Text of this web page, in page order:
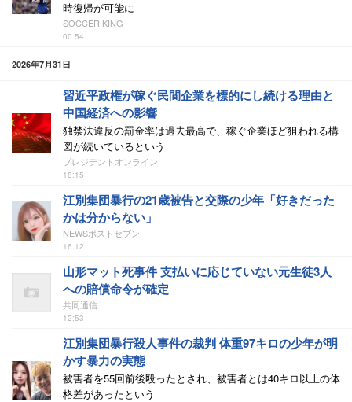
時復帰が可能に
SOCCER KING
00:54
2026年7月31日
習近平政権が稼ぐ民間企業を標的にし続ける理由と
中国経済への影響
独禁法違反の罰金率は過去最高で、稼ぐ企業ほど狙われる構
図が続いているという
プレジデントオンライン
18:15
江別集団暴行の21歳被告と交際の少年「好きだった
かは分からない」
NEWSポストセブン
16:12
山形マット死事件 支払いに応じていない元生徒3人
への賠償命令が確定
共同通信
12:53
江別集団暴行殺人事件の裁判 体重97キロの少年が明
かす暴力の実態
被害者を55回前後殴ったとされ、被害者とは40キロ以上の体
格差があったという